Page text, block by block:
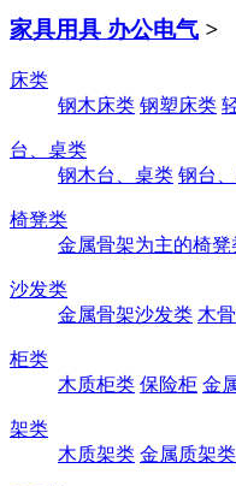
家具用具 办公电气 >
床类
钢木床类 钢塑床类
台、桌类
钢木台、桌类 钢台
椅凳类
金属骨架为主的椅凳
沙发类
金属骨架沙发类 木
柜类
木质柜类 保险柜 金
架类
木质架类 金属质架类